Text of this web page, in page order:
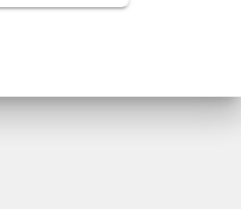
prezzo:
100,00 €